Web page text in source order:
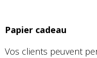
Papier cadeau
Vos clients peuvent